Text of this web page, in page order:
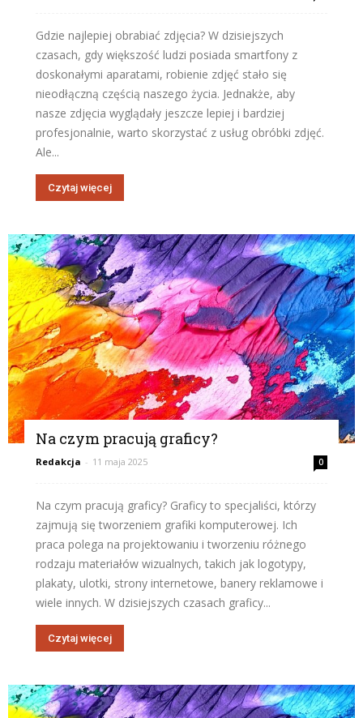
Gdzie najlepiej obrabiać zdjęcia? W dzisiejszych
czasach, gdy większość ludzi posiada smartfony z
doskonałymi aparatami, robienie zdjęć stało się
nieodłączną częścią naszego życia. Jednakże, aby
nasze zdjęcia wyglądały jeszcze lepiej i bardziej
profesjonalnie, warto skorzystać z usług obróbki zdjęć.
Ale...
Czytaj więcej
Na czym pracują graficy?
Redakcja - 11 maja 2025 0
Na czym pracują graficy? Graficy to specjaliści, którzy
zajmują się tworzeniem grafiki komputerowej. Ich
praca polega na projektowaniu i tworzeniu różnego
rodzaju materiałów wizualnych, takich jak logotypy,
plakaty, ulotki, strony internetowe, banery reklamowe i
wiele innych. W dzisiejszych czasach graficy...
Czytaj więcej